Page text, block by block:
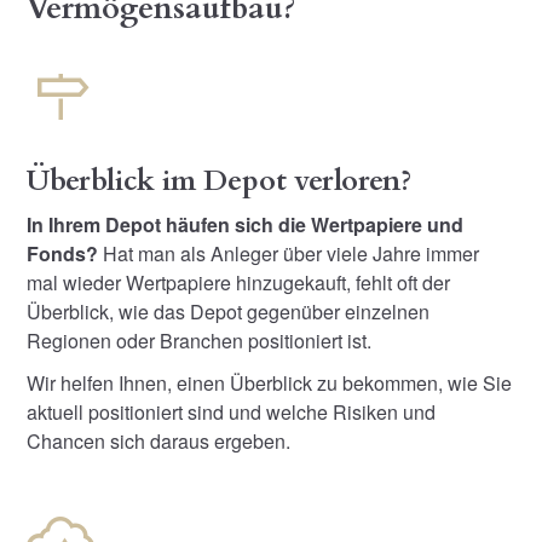
Vermögensaufbau?
Überblick im Depot verloren?
In Ihrem Depot häufen sich die Wertpapiere und
Fonds? Hat man als Anleger über viele Jahre immer
mal wieder Wertpapiere hinzugekauft, fehlt oft der
Überblick, wie das Depot gegenüber einzelnen
Regionen oder Branchen positioniert ist.
Wir helfen Ihnen, einen Überblick zu bekommen, wie Sie
aktuell positioniert sind und welche Risiken und
Chancen sich daraus ergeben.